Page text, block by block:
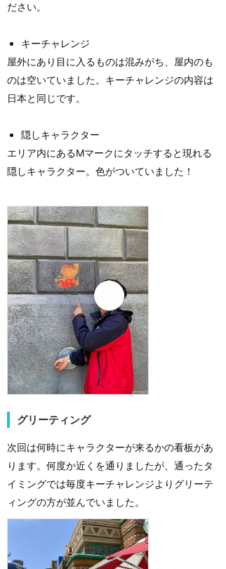
ださい。
キーチャレンジ
屋外にあり目に入るものは混みがち、屋内のも
のは空いていました。キーチャレンジの内容は
日本と同じです。
隠しキャラクター
エリア内にあるМマークにタッチすると現れる
隠しキャラクター。色がついていました！
グリーティング
次回は何時にキャラクターが来るかの看板があ
ります。何度か近くを通りましたが、通ったタ
イミングでは毎度キーチャレンジよりグリーテ
ィングの方が並んでいました。